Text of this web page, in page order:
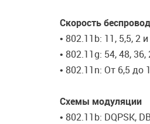
Скорость
• 802.11b: 11, 5,5, 2
• 802.11g: 54, 48,
• 802.11n: От 6,5 до
Схемы модуляции
• 802.11b: DQPSK,